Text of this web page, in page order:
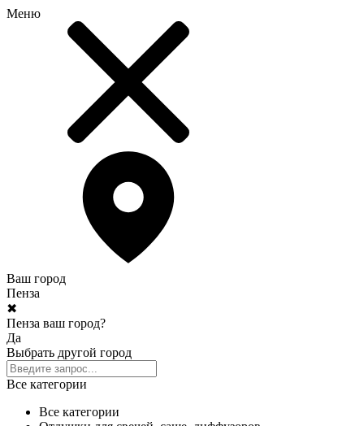
Меню
Ваш город
Пенза
✖
Пенза ваш город?
Да
Выбрать другой город
Все категории
Все категории